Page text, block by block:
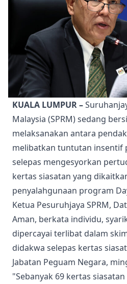
KUALA LUMPUR –
Malaysia (SPRM) sedang
melaksanakan antara
melibatkan tuntutan insentif
selepas mengesyorkan
kertas siasatan yang
penyalahgunaan program
Ketua Pesuruhjaya SPRM,
Aman, berkata individu,
dipercayai terlibat dalam
didakwa selepas kertas
Jabatan Peguam Negara,
"Sebanyak 69 kertas